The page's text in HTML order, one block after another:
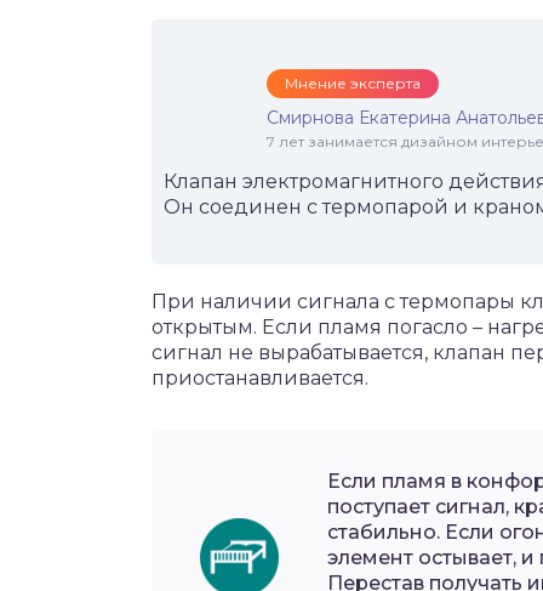
Мнение эксперта
Смирнова Екатерина
7 лет занимается дизайном
Клапан электромагнитного
Он соединен с термопарой и
При наличии сигнала с термопары
открытым. Если пламя погасло –
сигнал не вырабатывается, клапан
приостанавливается.
Если пламя в
поступает сигнал,
стабильно. Если
элемент остывает,
Перестав получать